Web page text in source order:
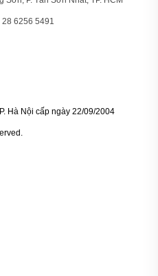
28 6256 5491
Hà Nội cấp ngày 22/09/2004